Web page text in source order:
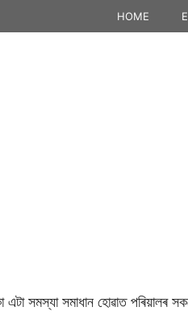
HOME
সমস্যা সমাধান হোৱাত পৰিয়ালৰ